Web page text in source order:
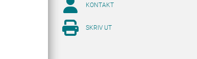
KONTAKT
SKRIV UT